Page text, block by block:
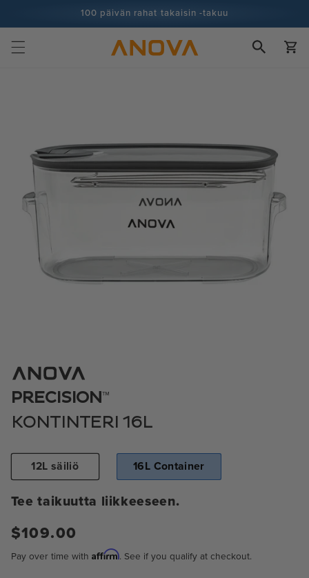
100 päivän rahat takaisin -takuu
100+ miljoonaa kokkia ja yhä enemmän
media
modaalissa
PRECISION™
KONTINTERI 16L
12L säiliö 16L Container
Tee taikuutta liikkeeseen.
Normaali
$109.00
Pay over time with Affirm. See if you qualify at checkout.